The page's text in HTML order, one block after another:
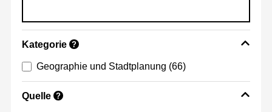
Kategorie ?
Geographie und Stadtplanung (66)
Quelle ?